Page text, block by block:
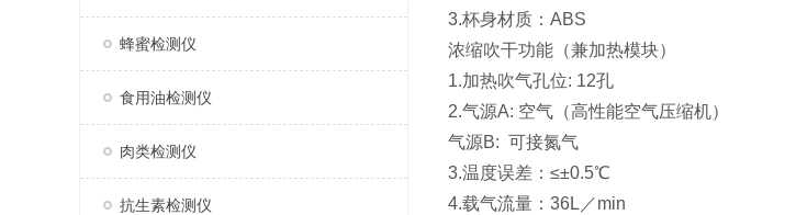
蜂蜜检测仪
食用油检测仪
肉类检测仪
抗生素检测仪
3.杯身材质：ABS
浓缩吹干功能（兼加热模块）
1.加热吹气孔位: 12孔
2.气源A: 空气（高性能空气压缩机）
气源B: 可接氮气
3.温度误差：≤±0.5℃
4.载气流量：36L／min